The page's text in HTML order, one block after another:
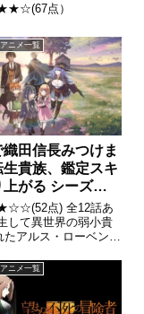
点）
ニメ一覧
田信長みつけま
生貴族、鑑定スキ
上がる シーズン
ー
点) 全12話あ
して異世界の弱小貴
アルス・ローベント
を見抜く"鑑定スキ
ていた。引用-
ニメ一覧